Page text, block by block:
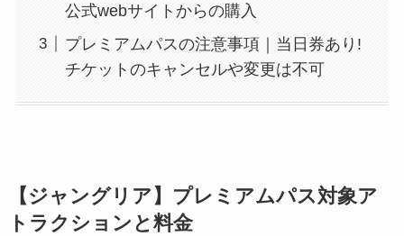
公式webサイトからの購入
プレミアムパスの注意事項｜当日券あり!
チケットのキャンセルや変更は不可
【ジャングリア】プレミアムパス対象ア
トラクションと料金